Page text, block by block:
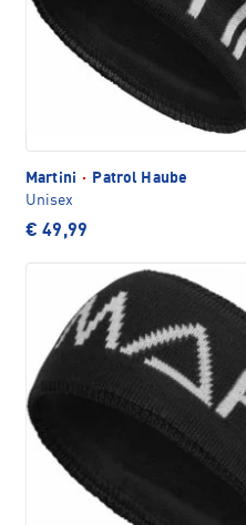
Martini ·
Patrol Haube
Unisex
€ 49,99